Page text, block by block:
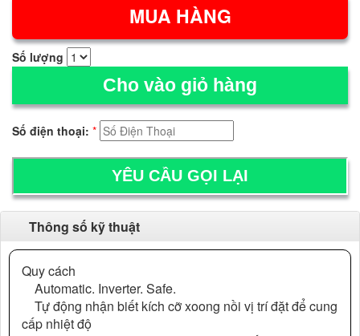
Số lượng
Cho vào giỏ hàng
Số điện thoại: *
Thông số kỹ thuật
Quy cách
Automatic. Inverter. Safe.
Tự động nhận biết kích cỡ xoong nồi vị trí đặt để cung
cấp nhiệt độ